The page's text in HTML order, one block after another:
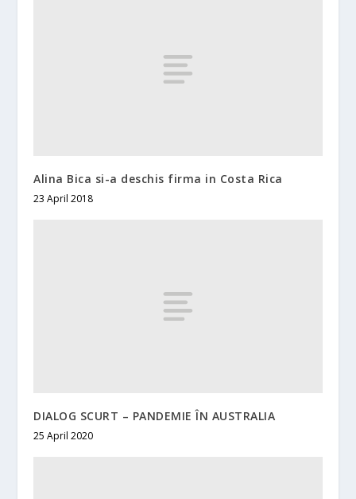
Alina Bica si-a deschis firma in Costa Rica
23 April 2018
DIALOG SCURT – PANDEMIE ÎN AUSTRALIA
25 April 2020